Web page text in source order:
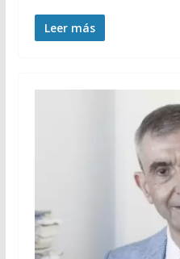
Leer más